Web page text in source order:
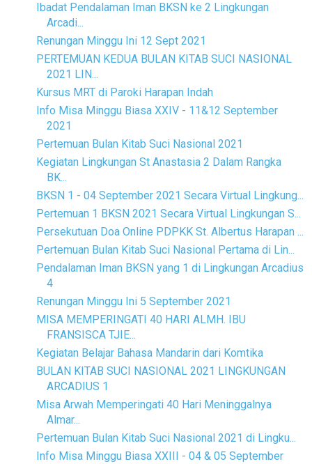
Ibadat Pendalaman Iman BKSN ke 2 Lingkungan
Arcadi...
Renungan Minggu Ini 12 Sept 2021
PERTEMUAN KEDUA BULAN KITAB SUCI NASIONAL
2021 LIN...
Kursus MRT di Paroki Harapan Indah
Info Misa Minggu Biasa XXIV - 11&12 September
2021
Pertemuan Bulan Kitab Suci Nasional 2021
Kegiatan Lingkungan St Anastasia 2 Dalam Rangka
BK...
BKSN 1 - 04 September 2021 Secara Virtual Lingkung...
Pertemuan 1 BKSN 2021 Secara Virtual Lingkungan S...
Persekutuan Doa Online PDPKK St. Albertus Harapan ...
Pertemuan Bulan Kitab Suci Nasional Pertama di Lin...
Pendalaman Iman BKSN yang 1 di Lingkungan Arcadius
4
Renungan Minggu Ini 5 September 2021
MISA MEMPERINGATI 40 HARI ALMH. IBU
FRANSISCA TJIE...
Kegiatan Belajar Bahasa Mandarin dari Komtika
BULAN KITAB SUCI NASIONAL 2021 LINGKUNGAN
ARCADIUS 1
Misa Arwah Memperingati 40 Hari Meninggalnya
Almar...
Pertemuan Bulan Kitab Suci Nasional 2021 di Lingku...
Info Misa Minggu Biasa XXIII - 04 & 05 September